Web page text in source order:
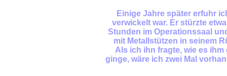
Einige Jahre später erfuhr
verwickelt war. Er stürzte
Stunden im Operationssaal
mit Metallstützen in seinem
Als ich ihn fragte, wie es
ginge, wäre ich zwei Mal